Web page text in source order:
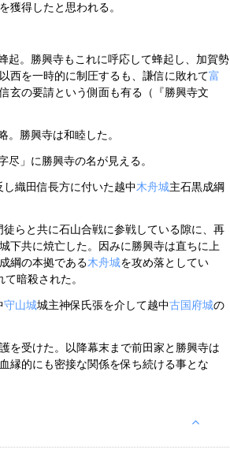
獲得したと思われる。
起。勝興寺もこれに呼応して蜂起し、加賀勢
西を一時的に制圧するも、謙信に敗れて富
玄の要請という側面も有る（『勝興寺文
勝興寺は和睦した。
」に勝興寺の名が見える。
織田信長方に付いた越中木舟城主石黒成綱
らと共に石山合戦に参戦している隙に、再
下共に焼亡した。因みに勝興寺は直ちに上
綱の本拠である木舟城を攻め落としてい
暗殺された。
守山城城主神保氏張を介して越中古国府城の
を受けた。以降幕末まで前田家と勝興寺は
縁的にも密接な関係を保ち続ける事とな